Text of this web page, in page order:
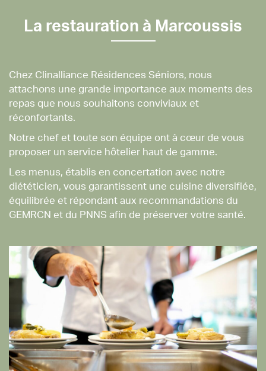
La restauration à Marcoussis
Chez Clinalliance Résidences Séniors, nous
attachons une grande importance aux moments des
repas que nous souhaitons conviviaux et
réconfortants.
Notre chef et toute son équipe ont à cœur de vous
proposer un service hôtelier haut de gamme.
Les menus, établis en concertation avec notre
diététicien, vous garantissent une cuisine diversifiée,
équilibrée et répondant aux recommandations du
GEMRCN et du PNNS afin de préserver votre santé.